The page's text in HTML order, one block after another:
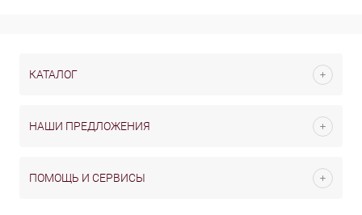
КАТАЛОГ
НАШИ ПРЕДЛОЖЕНИЯ
ПОМОЩЬ И СЕРВИСЫ